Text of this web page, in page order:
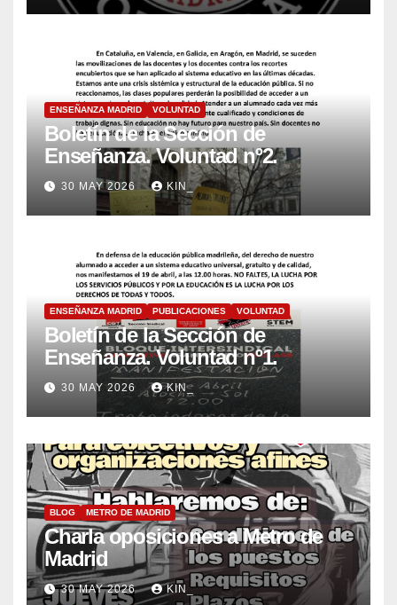
ENSEÑANZA MADRID VOLUNTAD
Boletín de la Sección de
Enseñanza. Voluntad nº2.
30 MAY 2026 KIN_
ENSEÑANZA MADRID PUBLICACIONES VOLUNTAD
Boletín de la Sección de
Enseñanza. Voluntad nº1.
30 MAY 2026 KIN_
BLOG METRO DE MADRID
Charla oposiciones a Metro de
Madrid
30 MAY 2026 KIN_